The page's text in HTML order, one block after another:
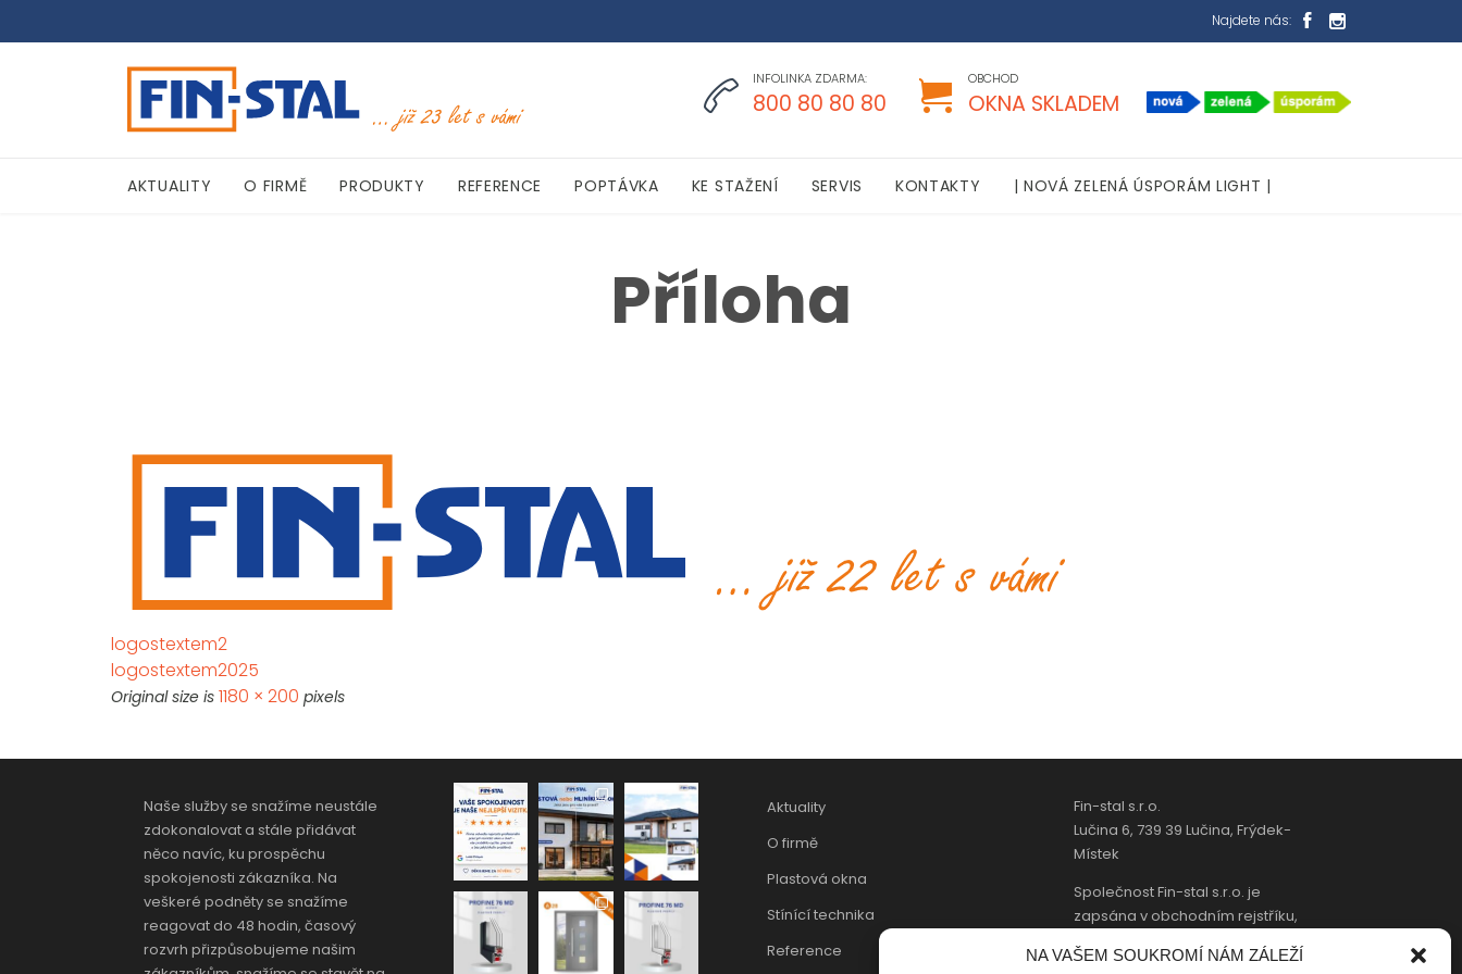
NA VAŠEM SOUKROMÍ NÁM ZÁLEŽÍ
Najdete nás:  
 INFOLINKA ZDARMA:
800 80 80 80  OBCHOD
OKNA SKLADEM
to
AKTUALITY O FIRMĚ PRODUKTY REFERENCE POPTÁVKA KE STAŽENÍ SERVIS KONTAKTY | NOVÁ ZELENÁ ÚSPORÁM LIGHT |
Příloha
logostextem2
logostextem2025
Original size is 1180 × 200 pixels
Naše služby se snažíme neustále
zdokonalovat a stále přidávat
něco navíc, ku prospěchu
spokojenosti zákazníka. Na
veškeré podněty se snažíme
reagovat do 48 hodin, časový
rozvrh přizpůsobujeme našim
Aktuality
O firmě
Plastová okna
Stínící technika
Reference
Fin-stal s.r.o.
Lučina 6, 739 39 Lučina, Frýdek-
Místek
Společnost Fin-stal s.r.o. je
zapsána v obchodním rejstříku,
Ostravě, oddíl C, vložka 41182.